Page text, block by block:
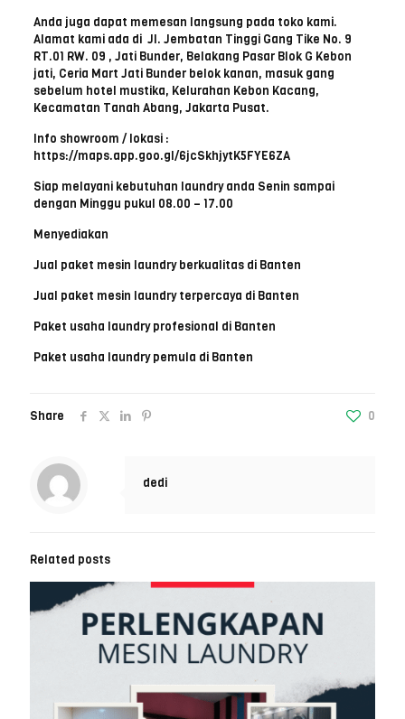
Anda juga dapat memesan langsung pada toko kami.
Alamat kami ada di Jl. Jembatan Tinggi Gang Tike No. 9
RT.01 RW. 09 , Jati Bunder, Belakang Pasar Blok G Kebon
jati, Ceria Mart Jati Bunder belok kanan, masuk gang
sebelum hotel mustika, Kelurahan Kebon Kacang,
Kecamatan Tanah Abang, Jakarta Pusat.
Info showroom / lokasi :
https://maps.app.goo.gl/6jcSkhjytK5FYE6ZA
Siap melayani kebutuhan laundry anda Senin sampai
dengan Minggu pukul 08.00 – 17.00
Menyediakan
Jual paket mesin laundry berkualitas di Banten
Jual paket mesin laundry terpercaya di Banten
Paket usaha laundry profesional di Banten
Paket usaha laundry pemula di Banten
Share 0
dedi
Related posts